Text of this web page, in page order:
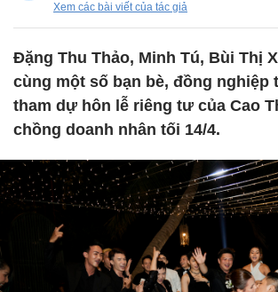
Xem các bài viết của tác giả
Đặng Thu Thảo, Minh Tú, Bùi Thị
cùng một số bạn bè, đồng nghiệp
tham dự hôn lễ riêng tư của Cao
chồng doanh nhân tối 14/4.